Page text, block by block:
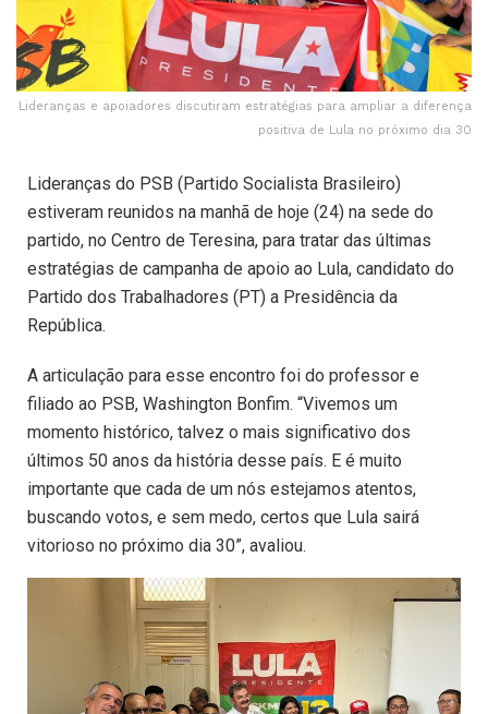
Lideranças e apoiadores discutiram estratégias para ampliar a diferença
positiva de Lula no próximo dia 30
Lideranças do PSB (Partido Socialista Brasileiro)
estiveram reunidos na manhã de hoje (24) na sede do
partido, no Centro de Teresina, para tratar das últimas
estratégias de campanha de apoio ao Lula, candidato do
Partido dos Trabalhadores (PT) a Presidência da
República.
A articulação para esse encontro foi do professor e
filiado ao PSB, Washington Bonfim. “Vivemos um
momento histórico, talvez o mais significativo dos
últimos 50 anos da história desse país. E é muito
importante que cada de um nós estejamos atentos,
buscando votos, e sem medo, certos que Lula sairá
vitorioso no próximo dia 30”, avaliou.